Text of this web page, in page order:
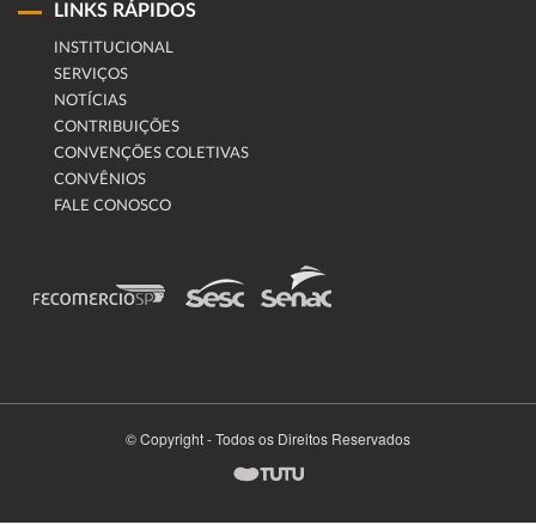
LINKS RÁPIDOS
INSTITUCIONAL
SERVIÇOS
NOTÍCIAS
CONTRIBUIÇÕES
CONVENÇÕES COLETIVAS
CONVÊNIOS
FALE CONOSCO
© Copyright - Todos os Direitos Reservados